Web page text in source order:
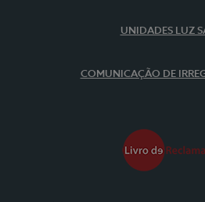
UNIDADES LUZ
COMUNICAÇÃO DE